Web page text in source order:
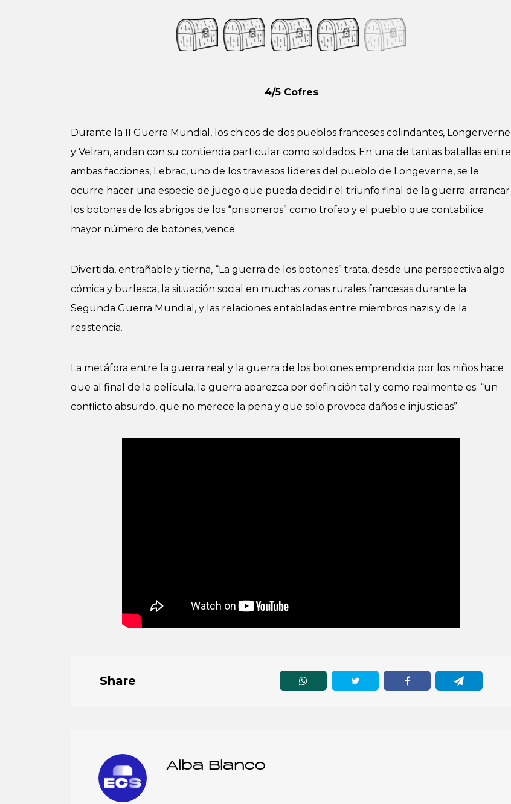
4/5 Cofres
Durante la II Guerra Mundial, los chicos de dos pueblos franceses colindantes, Longerverne
y Velran, andan con su contienda particular como soldados. En una de tantas batallas entre
ambas facciones, Lebrac, uno de los traviesos líderes del pueblo de Longeverne, se le
ocurre hacer una especie de juego que pueda decidir el triunfo final de la guerra: arrancar
los botones de los abrigos de los “prisioneros” como trofeo y el pueblo que contabilice
mayor número de botones, vence.
Divertida, entrañable y tierna, “La guerra de los botones” trata, desde una perspectiva algo
cómica y burlesca, la situación social en muchas zonas rurales francesas durante la
Segunda Guerra Mundial, y las relaciones entabladas entre miembros nazis y de la
resistencia.
La metáfora entre la guerra real y la guerra de los botones emprendida por los niños hace
que al final de la película, la guerra aparezca por definición tal y como realmente es: “un
conflicto absurdo, que no merece la pena y que solo provoca daños e injusticias”.
Share
Alba Blanco